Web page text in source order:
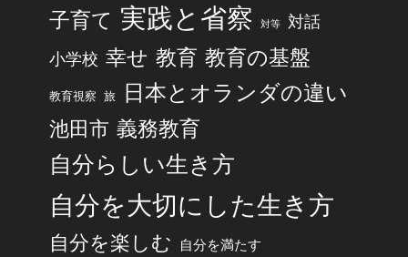
子育て 実践と省察 対等 対話
小学校 幸せ 教育 教育の基盤
教育視察 旅 日本とオランダの違い
池田市 義務教育
自分らしい生き方
自分を大切にした生き方
自分を楽しむ 自分を満たす